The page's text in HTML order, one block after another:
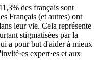
des français sont
Français (et autres) ont
leur vie. Cela représente
stigmatisées par la
a pour but d'aider à mieux
expert·es et aux